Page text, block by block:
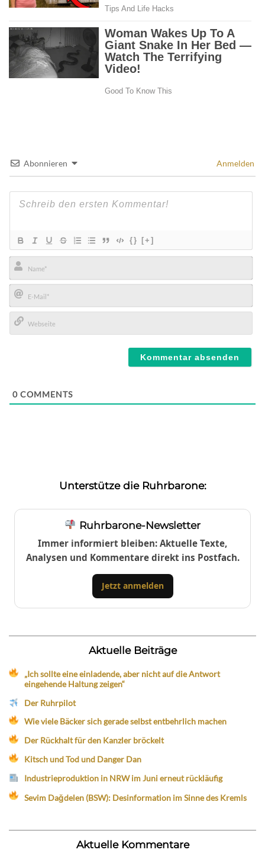
Abonnieren Anmelden
{} [+]
Name*
E-
Mail*
0 COMMENTS
Unterstütze die Ruhrbarone:
Ruhrbarone-Newsletter
Immer informiert bleiben: Aktuelle Texte,
Analysen und Kommentare direkt ins Postfach.
Jetzt anmelden
Aktuelle Beiträge
„Ich sollte eine einladende, aber nicht auf die Antwort
eingehende Haltung zeigen“
Der Ruhrpilot
Wie viele Bäcker sich gerade selbst entbehrlich machen
Der Rückhalt für den Kanzler bröckelt
Kitsch und Tod und Danger Dan
Industrieproduktion in NRW im Juni erneut rückläufig
Sevim Dağdelen (BSW): Desinformation im Sinne des Kremls
Aktuelle Kommentare